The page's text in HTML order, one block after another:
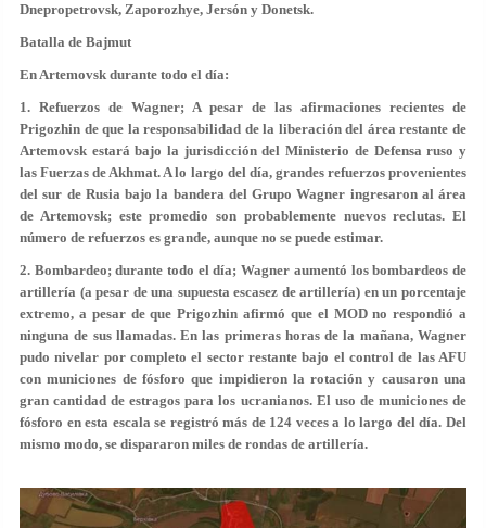
Dnepropetrovsk, Zaporozhye, Jersón y Donetsk.
Batalla de Bajmut
En Artemovsk durante todo el día:
1. Refuerzos de Wagner; A pesar de las afirmaciones recientes de
Prigozhin de que la responsabilidad de la liberación del área restante de
Artemovsk estará bajo la jurisdicción del Ministerio de Defensa ruso y
las Fuerzas de Akhmat. A lo largo del día, grandes refuerzos provenientes
del sur de Rusia bajo la bandera del Grupo Wagner ingresaron al área
de Artemovsk; este promedio son probablemente nuevos reclutas. El
número de refuerzos es grande, aunque no se puede estimar.
2. Bombardeo; durante todo el día; Wagner aumentó los bombardeos de
artillería (a pesar de una supuesta escasez de artillería) en un porcentaje
extremo, a pesar de que Prigozhin afirmó que el MOD no respondió a
ninguna de sus llamadas. En las primeras horas de la mañana, Wagner
pudo nivelar por completo el sector restante bajo el control de las AFU
con municiones de fósforo que impidieron la rotación y causaron una
gran cantidad de estragos para los ucranianos. El uso de municiones de
fósforo en esta escala se registró más de 124 veces a lo largo del día. Del
mismo modo, se dispararon miles de rondas de artillería.